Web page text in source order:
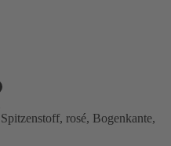
Spitzenstoff, rosé, Bogenkante,